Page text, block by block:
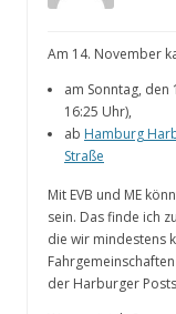
Am 14. November
am Sonntag,
16:25 Uhr),
ab Hamburg
Straße
Mit EVB und ME
sein. Das finde ich
die wir mindestens
der Harburger